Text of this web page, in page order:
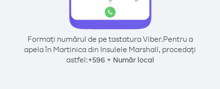
Formați numărul de pe tastatura Viber.Pentru a
apela în Martinica din Insulele Marshall, procedați
astfel:+596 + Număr local